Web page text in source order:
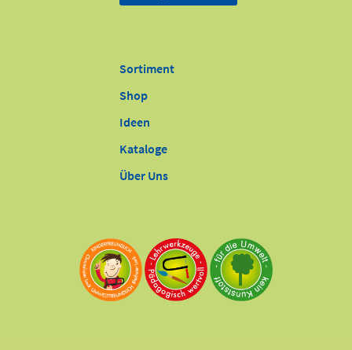
Sortiment
Shop
Ideen
Kataloge
Über Uns